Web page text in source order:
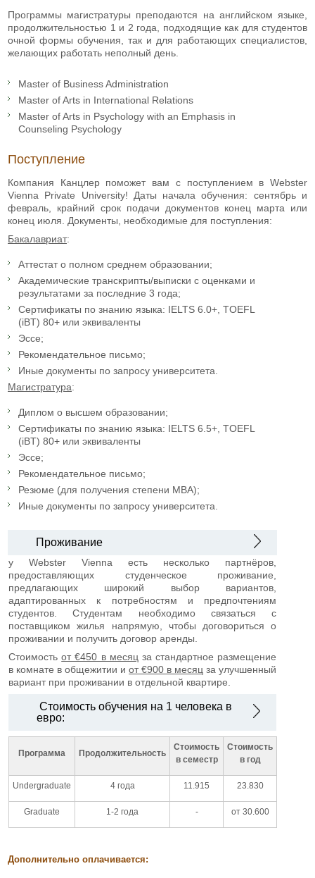
Программы магистратуры преподаются на английском языке,
продолжительностью 1 и 2 года, подходящие как для студентов
очной формы обучения, так и для работающих специалистов,
желающих работать неполный день.
Master of Business Administration
Master of Arts in International Relations
Master of Arts in Psychology with an Emphasis in
Counseling Psychology
Поступление
Компания Канцлер поможет вам с поступлением в Webster
Vienna Private University! Даты начала обучения: сентябрь и
февраль, крайний срок подачи документов конец марта или
конец июля. Документы, необходимые для поступления:
Бакалавриат:
Аттестат о полном среднем образовании;
Академические транскрипты/выписки с оценками и
результатами за последние 3 года;
Сертификаты по знанию языка: IELTS 6.0+, TOEFL
(iBT) 80+ или эквиваленты
Эссе;
Рекомендательное письмо;
Иные документы по запросу университета.
Магистратура:
Диплом о высшем образовании;
Сертификаты по знанию языка: IELTS 6.5+, TOEFL
(iBT) 80+ или эквиваленты
Эссе;
Рекомендательное письмо;
Резюме (для получения степени MBA);
Иные документы по запросу университета.
Проживание
у Webster Vienna есть несколько партнёров,
предоставляющих студенческое проживание,
предлагающих широкий выбор вариантов,
адаптированных к потребностям и предпочтениям
студентов. Студентам необходимо связаться с
поставщиком жилья напрямую, чтобы договориться о
проживании и получить договор аренды.
Стоимостьот €450 в месяц за стандартное размещение
в комнате в общежитии иот €900 в месяц за улучшенный
вариант при проживании в отдельной квартире.
Стоимость обучения на 1 человека в
евро:
Программа Продолжительность
Стоимость
в семестр
Стоимость
в год
Undergraduate 4 года 11.915 23.830
Graduate 1-2 года - от 30.600
Дополнительно оплачивается: